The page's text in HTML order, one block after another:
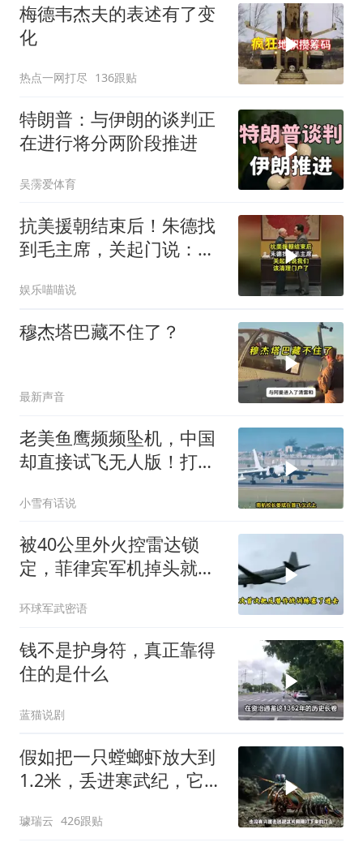
梅德韦杰夫的表述有了变
化
热点一网打尽 136跟贴
特朗普：与伊朗的谈判正
在进行将分两阶段推进
吴霶爱体育
抗美援朝结束后！朱德找
到毛主席，关起门说：我
娱乐喵喵说
穆杰塔巴藏不住了？
最新声音
老美鱼鹰频频坠机，中国
却直接试飞无人版！打着
小雪有话说
被40公里外火控雷达锁
定，菲律宾军机掉头就
场
环球军武密语
钱不是护身符，真正靠得
住的是什么
蓝猫说剧
假如把一只螳螂虾放大到
1.2米，丢进寒武纪，它能
璩瑞云 426跟贴